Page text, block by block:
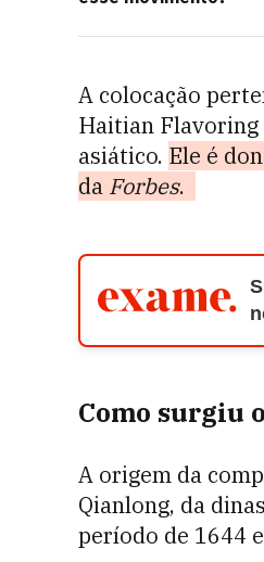
A colocação
Haitian Flavoring
asiático. Ele é
da Forbes.
Como surgiu
A origem da
Qianlong, da
período de 1644